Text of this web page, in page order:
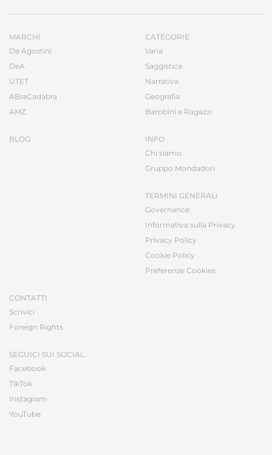
MARCHI
De Agostini
DeA
UTET
ABraCadabra
AMZ
BLOG
CATEGORIE
Varia
Saggistica
Narrativa
Geografia
Bambini e Ragazzi
INFO
Chi siamo
Gruppo Mondadori
TERMINI GENERALI
Governance
Informativa sulla Privacy
Privacy Policy
Cookie Policy
Preferenze Cookies
CONTATTI
Scrivici
Foreign Rights
SEGUICI SUI SOCIAL
Facebook
TikTok
Instagram
YouTube